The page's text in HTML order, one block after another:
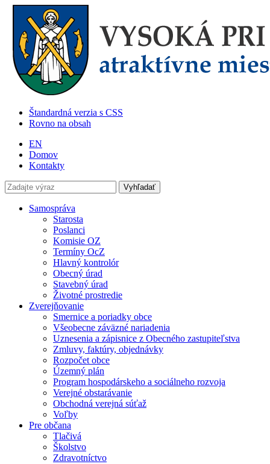
Štandardná verzia s CSS
Rovno na obsah
EN
Domov
Kontakty
Samospráva
Starosta
Poslanci
Komisie OZ
Termíny OcZ
Hlavný kontrolór
Obecný úrad
Stavebný úrad
Životné prostredie
Zverejňovanie
Smernice a poriadky obce
Všeobecne záväzné nariadenia
Uznesenia a zápisnice z Obecného zastupiteľstva
Zmluvy, faktúry, objednávky
Rozpočet obce
Územný plán
Program hospodárskeho a sociálneho rozvoja
Verejné obstarávanie
Obchodná verejná súťaž
Voľby
Pre občana
Tlačivá
Školstvo
Zdravotníctvo